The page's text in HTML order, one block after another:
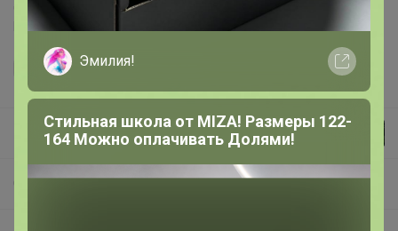
регламентом выкупа
договором оферты
мозаика
СП550 СЕМЕНА ЦВЕТОВ! Поштучно. Поставщик в Красноярске.
Эмилия!
Стильная школа от MIZA! Размеры 122-
164 Можно оплачивать Долями!